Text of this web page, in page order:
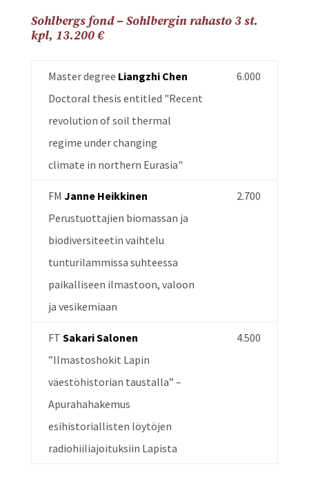
Sohlbergs fond – Sohlbergin rahasto 3 st.
kpl, 13.200 €
Master degree Liangzhi Chen
Doctoral thesis entitled "Recent
revolution of soil thermal
regime under changing
climate in northern Eurasia"
6.000
FM Janne Heikkinen
Perustuottajien biomassan ja
biodiversiteetin vaihtelu
tunturilammissa suhteessa
paikalliseen ilmastoon, valoon
ja vesikemiaan
2.700
FT Sakari Salonen
”Ilmastoshokit Lapin
väestöhistorian taustalla” –
Apurahahakemus
esihistoriallisten löytöjen
radiohiiliajoituksiin Lapista
4.500